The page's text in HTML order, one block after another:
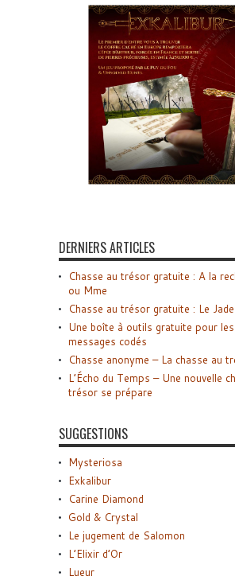
DERNIERS ARTICLES
Chasse au trésor gratuite : A la
ou Mme
Chasse au trésor gratuite : Le
Une boîte à outils gratuite pour
messages codés
Chasse anonyme – La chasse au
L’Écho du Temps – Une nouvelle
trésor se prépare
SUGGESTIONS
Mysteriosa
Exkalibur
Carine Diamond
Gold & Crystal
Le jugement de Salomon
L’Elixir d’Or
Lueur